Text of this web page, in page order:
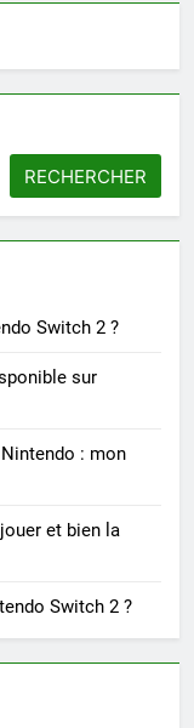
RECHERCHER
Switch 2 ?
sur
: mon
et bien la
Switch 2 ?